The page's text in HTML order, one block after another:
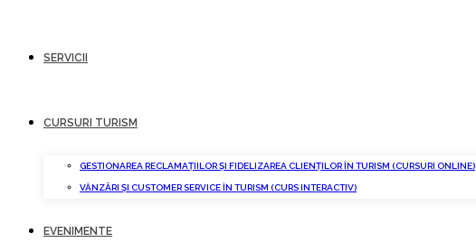
SERVICII
CURSURI TURISM
GESTIONAREA RECLAMAȚIILOR ȘI FIDELIZAREA CLIENȚILOR ÎN TURISM (CURSURI ONLINE)
VÂNZĂRI ȘI CUSTOMER SERVICE ÎN TURISM (CURS INTERACTIV)
EVENIMENTE